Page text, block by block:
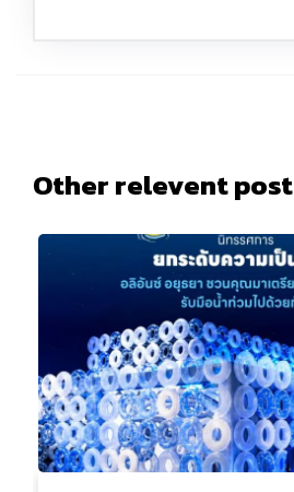
Other relevent post